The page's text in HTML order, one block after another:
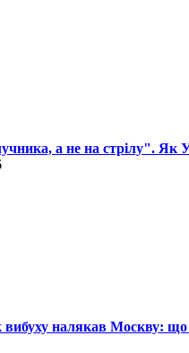
а не на стрілу". Як
вибуху налякав Москву: що